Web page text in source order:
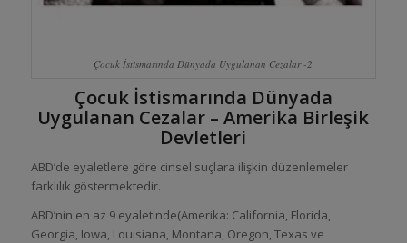
Çocuk İstismarında Dünyada Uygulanan Cezalar -2
Çocuk İstismarında Dünyada
Uygulanan Cezalar – Amerika Birleşik
Devletleri
ABD’de eyaletlere göre cinsel suçlara ilişkin düzenlemeler
farklılık göstermektedir.
ABD’nin en az 9 eyaletinde(Amerika: California, Florida,
Georgia, Iowa, Louisiana, Montana, Oregon, Texas ve